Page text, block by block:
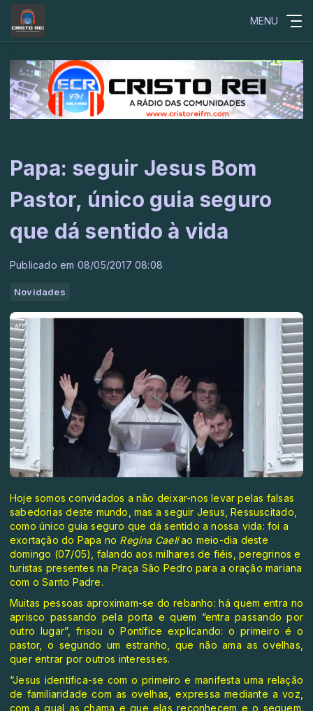
MENU
Papa: seguir Jesus Bom
Pastor, único guia seguro
que dá sentido à vida
Publicado em 08/05/2017 08:08
Novidades
Hoje somos convidados a não deixar-nos levar pelas falsas
sabedorias deste mundo, mas a seguir Jesus, Ressuscitado,
como único guia seguro que dá sentido a nossa vida: foi a
exortação do Papa no Regina Caeliao meio-dia deste
domingo (07/05), falando aos milhares de fiéis, peregrinos e
turistas presentes na Praça São Pedro para a oração mariana
com o Santo Padre.
Muitas pessoas aproximam-se do rebanho: há quem entra no
aprisco passando pela porta e quem “entra passando por
outro lugar”, frisou o Pontífice explicando: o primeiro é o
pastor, o segundo um estranho, que não ama as ovelhas,
quer entrar por outros interesses.
“Jesus identifica-se com o primeiro e manifesta uma relação
de familiaridade com as ovelhas, expressa mediante a voz,
com a qual as chama e que elas reconhecem e o seguem.